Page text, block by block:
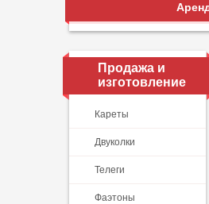
Продажа и
изготовление
Кареты
Двуколки
Телеги
Фаэтоны